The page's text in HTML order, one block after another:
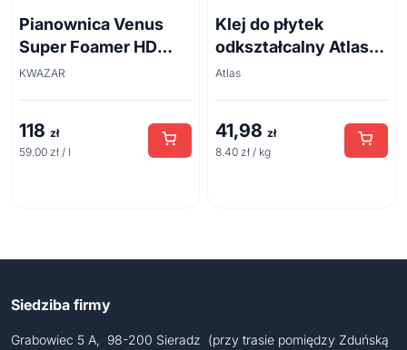
Pianownica Venus
Super Foamer HD
acid line 2L
KWAZAR
118 zł
59.00 zł / l
Klej do płytek
odkształcalny Atlas
Plus 5 kg
Atlas
41,98 zł
8.40 zł / kg
Siedziba firmy
Grabowiec 5 A, 98-200 Sieradz (przy trasie pomiędzy Zduńską